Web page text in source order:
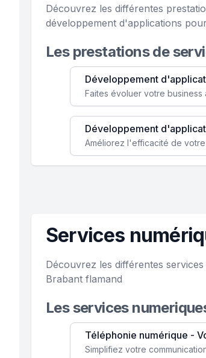
Découvrez les différentes
développement d'applications
Les prestations de
Développement
Développement
Services
Découvrez les différentes
Brabant flamand
Les services
Téléphonie numérique -